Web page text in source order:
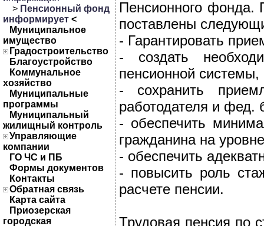
> Пенсионный фонд
информирует <
Муниципальное
имущество
Градостроительство
Благоустройство
Коммунальное
хозяйство
Муниципальные
программы
Муниципальный
жилищный контроль
Управляющие
компании
ГО ЧС и ПБ
Формы документов
Контакты
Обратная связь
Карта сайта
Приозерская
городская
Пенсионного фонда.
поставлены
- Гарантировать
- создать
пенсионной системы,
- сохранить
работодателя и фед.
- обеспечить
гражданина на
- обеспечить
- повысить роль
расчете пенсии.
Трудовая пенсия по